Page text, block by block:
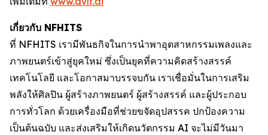
เกี่ยวกับ NFHITS
ที่ NFHITS เรามีพันธกิจในการนำพาอุตสาหกรรมเพลงและ
ภาพยนตร์เข้าสู่ยุคใหม่ ซึ่งเป็นยุคที่ความคิดสร้างสรรค์
เทคโนโลยี และโอกาสมาบรรจบกัน เราเชื่อมั่นในการเสริม
พลังให้ศิลปิน ผู้สร้างภาพยนตร์ ผู้สร้างสรรค์ และผู้ประกอบ
การทั่วโลก ด้วยเครื่องมือที่ช่วยขจัดอุปสรรค ปกป้องความ
เป็นต้นฉบับ และส่งเสริมให้เกิดนวัตกรรม AI จะไม่มีวันมา